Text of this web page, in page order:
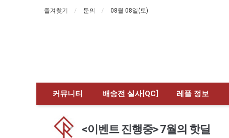
즐겨찾기 문의 08월 08일(토)
커뮤니티 배송전 실사[QC] 레플 정보
<이벤트 진행중> 7월의 핫딜